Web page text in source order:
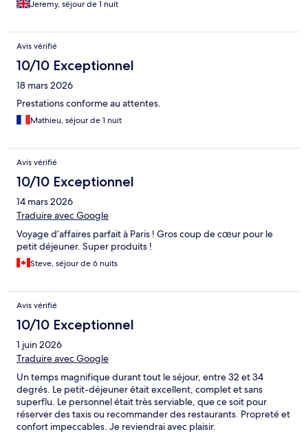
Jeremy, séjour de 1 nuit
Avis vérifié
10/10 Exceptionnel
18 mars 2026
Prestations conforme au attentes.
Mathieu, séjour de 1 nuit
Avis vérifié
10/10 Exceptionnel
14 mars 2026
Traduire avec Google
Voyage d’affaires parfait à Paris ! Gros coup de cœur pour le
petit déjeuner. Super produits !
Steve, séjour de 6 nuits
Avis vérifié
10/10 Exceptionnel
1 juin 2026
Traduire avec Google
Un temps magnifique durant tout le séjour, entre 32 et 34
degrés. Le petit-déjeuner était excellent, complet et sans
superflu. Le personnel était très serviable, que ce soit pour
réserver des taxis ou recommander des restaurants. Propreté et
confort impeccables. Je reviendrai avec plaisir.